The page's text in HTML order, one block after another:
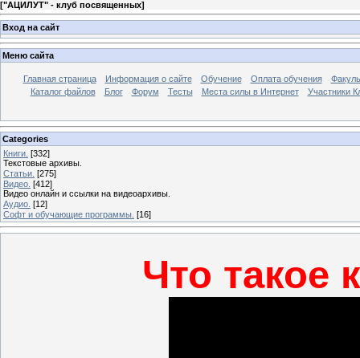
["АЦИЛУТ" - клуб посвященных]
Вход на сайт
Меню сайта
Главная страница Информация о сайте Обучение Оплата обучения
Каталог файлов
Блог Форум Тесты Места силы в Интернет Участники
Categories
Книги. [332]
Текстовые архивы.
Статьи. [275]
Видео. [412]
Видео онлайн и ссылки на видеоархивы.
Аудио. [12]
Софт и обучающие программы. [16]
Что такое